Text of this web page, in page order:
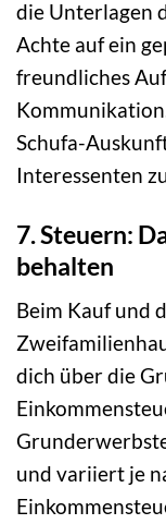
die Unterlagen
Achte auf ein
freundliches
Schufa-
Interessenten
7. Steuern:
behalten
Beim Kauf und
dich über die
und variiert je